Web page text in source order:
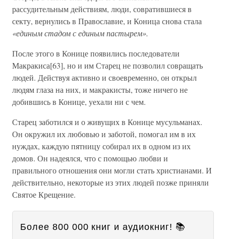
рассудительным действиям, люди, совратившиеся в
секту, вернулись в Православие, и Коница снова стала
«единым стадом с единым пастырем».
После этого в Конице появились последователи
Макракиса[63], но и им Старец не позволил совращать
людей. Действуя активно и своевременно, он открыл
людям глаза на них, и макракисты, тоже ничего не
добившись в Конице, уехали ни с чем.
Старец заботился и о живущих в Конице мусульманах.
Он окружил их любовью и заботой, помогал им в их
нуждах, каждую пятницу собирал их в одном из их
домов. Он надеялся, что с помощью любви и
правильного отношения они могли стать христианами. И
действительно, некоторые из этих людей позже приняли
Святое Крещение.
Более 800 000 книг и аудиокниг! 📚